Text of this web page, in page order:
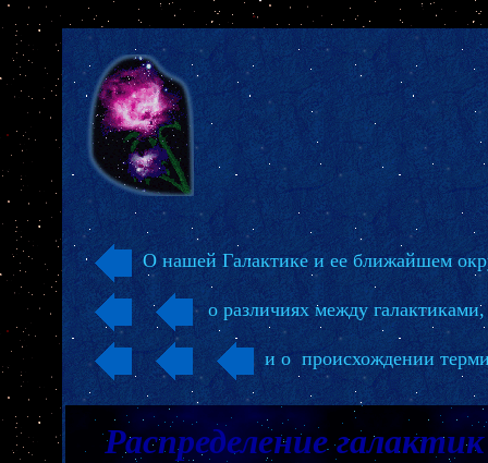
О нашей Галактике и ее ближайшем
о различиях между галактиками,
и о происхождении
Распределение